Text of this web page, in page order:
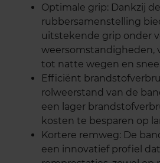
Optimale grip: Dankzij
rubbersamenstelling
uitstekende grip onder
weersomstandigheden,
tot natte wegen en
Efficiënt
rolweerstand van de
een lager
kosten te besparen op
Kortere remweg: De
een innovatief profiel